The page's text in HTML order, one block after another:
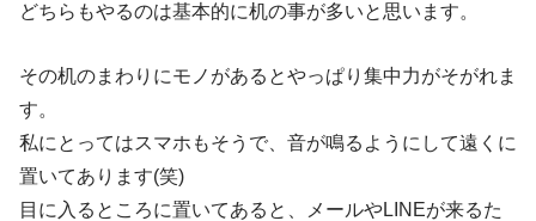
どちらもやるのは基本的に机の事が多いと思います。
その机のまわりにモノがあるとやっぱり集中力がそがれま
す。
私にとってはスマホもそうで、音が鳴るようにして遠くに
置いてあります(笑)
目に入るところに置いてあると、メールやLINEが来るた